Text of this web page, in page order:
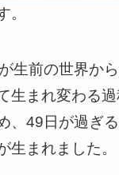
。
生前の世界か
生まれ変わる
、49日が過ぎ
生まれました。